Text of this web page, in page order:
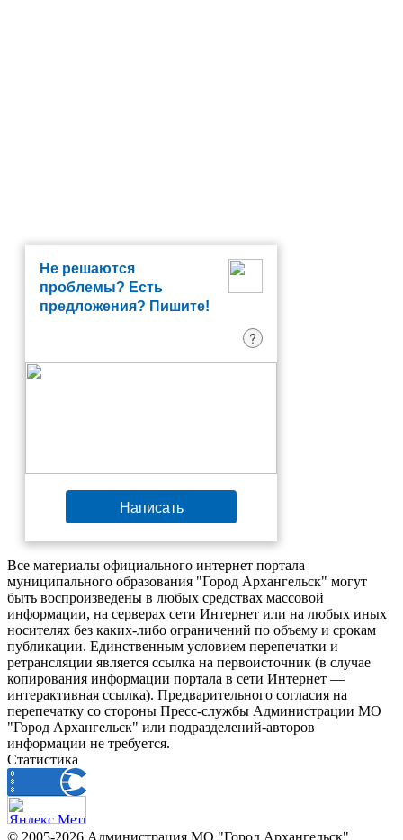
Не решаются
проблемы? Есть
предложения? Пишите!
?
Написать
Все материалы официального интернет портала
муниципального образования "Город Архангельск" могут
быть воспроизведены в любых средствах массовой
информации, на серверах сети Интернет или на любых иных
носителях без каких-либо ограничений по объему и срокам
публикации. Единственным условием перепечатки и
ретрансляции является ссылка на первоисточник (в случае
копирования информации портала в сети Интернет —
интерактивная ссылка). Предварительного согласия на
перепечатку со стороны Пресс-службы Администрации МО
"Город Архангельск" или подразделений-авторов
информации не требуется.
Статистика
© 2005-2026 Администрация МО "Город Архангельск"